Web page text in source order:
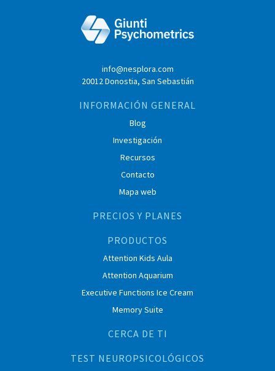
info@nesplora.com
20012 Donostia, San Sebastián
INFORMACIÓN GENERAL
Blog
Investigación
Recursos
Contacto
Mapa web
PRECIOS Y PLANES
PRODUCTOS
Attention Kids Aula
Attention Aquarium
Executive Functions Ice Cream
Memory Suite
CERCA DE TI
TEST NEUROPSICOLÓGICOS